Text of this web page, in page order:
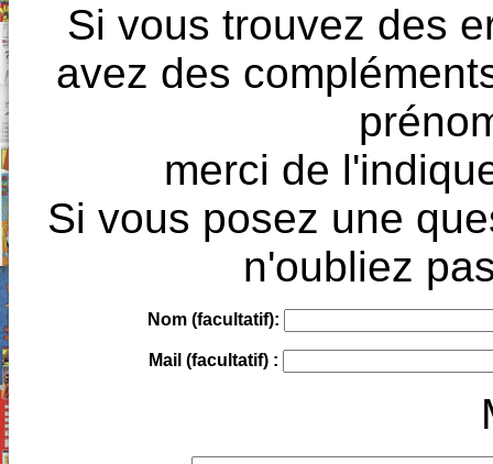
Si vous trouvez des
avez des
merci de
Si vous posez une
n'oubliez
Nom (facultatif):
Mail (facultatif) :